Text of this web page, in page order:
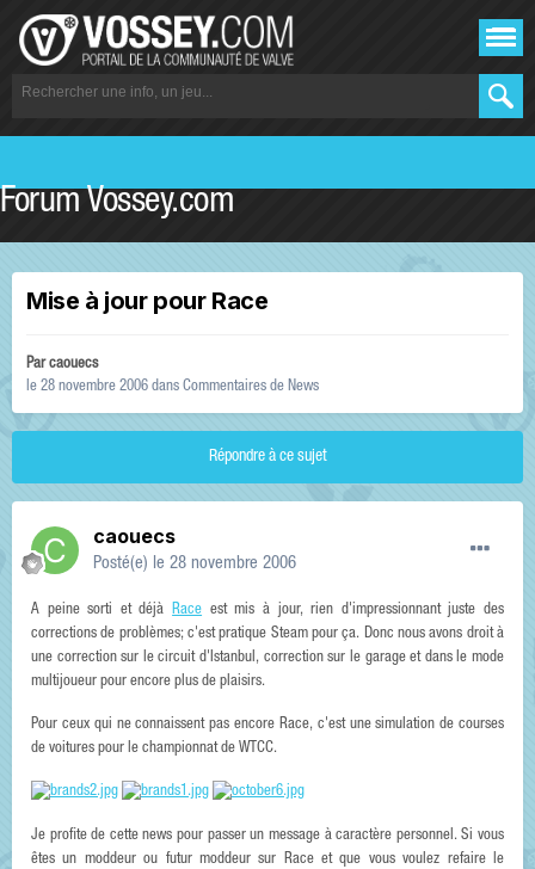
Forum Vossey.com
Mise à jour pour Race
Parcaouecs
le 28 novembre 2006 dans Commentaires de News
Répondre à ce sujet
caouecs
Posté(e) le 28 novembre 2006
A peine sorti et déjàRace est mis à jour, rien d'impressionnant juste des
corrections de problèmes; c'est pratique Steam pour ça. Donc nous avons droit à
une correction sur le circuit d'Istanbul, correction sur le garage et dans le mode
multijoueur pour encore plus de plaisirs.
Pour ceux qui ne connaissent pas encore Race, c'est une simulation de courses
de voitures pour le championnat de WTCC.
Je profite de cette news pour passer un message à caractère personnel. Si vous
êtes un moddeur ou futur moddeur sur Race et que vous voulez refaire le